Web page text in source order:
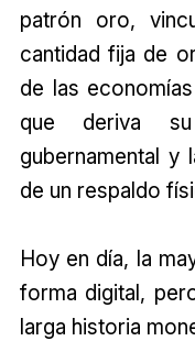
patrón oro,
cantidad fija de
de las
que deriva
gubernamental y
de un respaldo
Hoy en día, la
forma digital,
larga historia